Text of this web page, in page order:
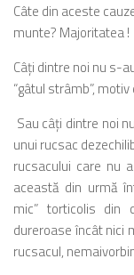
Câte din aceste
munte? Majoritatea !
Câţi dintre noi nu s-
“gâtul strâmb”,
Sau câţi dintre noi
unui rucsac
rucsacului care nu
această din urmă
mic” torticolis din
dureroase încât nici
rucsacul,